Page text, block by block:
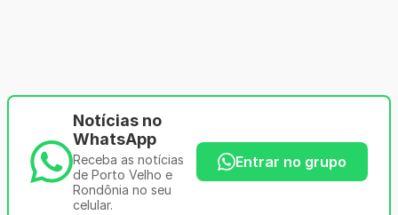
Notícias no
WhatsApp
Receba as notícias
de Porto Velho e
Rondônia no seu
celular.
Entrar no grupo